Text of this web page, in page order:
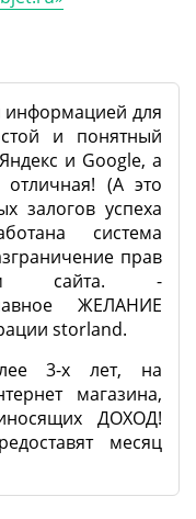
информацией для
и понятный
и Google, а
отличная! (А это
залогов успеха
система
прав
сайта. -
ЖЕЛАНИЕ
storland.
3-х лет, на
магазина,
ДОХОД!
месяц